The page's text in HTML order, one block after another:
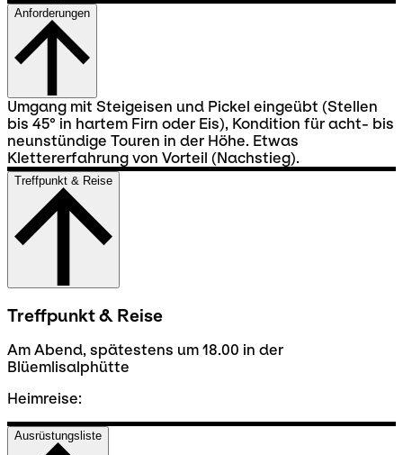
Anforderungen
Umgang mit Steigeisen und Pickel eingeübt (Stellen
bis 45° in hartem Firn oder Eis), Kondition für acht- bis
neunstündige Touren in der Höhe. Etwas
Klettererfahrung von Vorteil (Nachstieg).
Treffpunkt & Reise
Treffpunkt & Reise
Am Abend, spätestens um 18.00 in der
Blüemlisalphütte
Heimreise:
Ausrüstungsliste